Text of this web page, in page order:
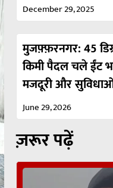
December 29, 2025
मुजफ़्फ़रनगर: 45
किमी पैदल चले ईंट
मजदूरी और
June 29, 2026
ज़रूर पढ़ें